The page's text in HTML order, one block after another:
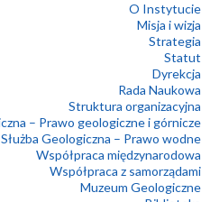
O Instytucie
Misja i wizja
Strategia
Statut
Dyrekcja
Rada Naukowa
Struktura organizacyjna
– Prawo geologiczne i górnicze
Geologiczna – Prawo wodne
Współpraca międzynarodowa
Współpraca z samorządami
Muzeum Geologiczne